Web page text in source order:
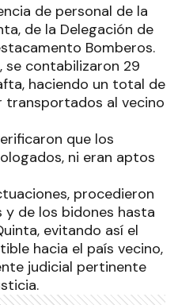
de personal de la
de la Delegación de
Bomberos.
se contabilizaron 29
haciendo un total de
al vecino
que los
ni eran aptos
procedieron
de los bidones hasta
evitando así el
hacia el país vecino,
judicial pertinente